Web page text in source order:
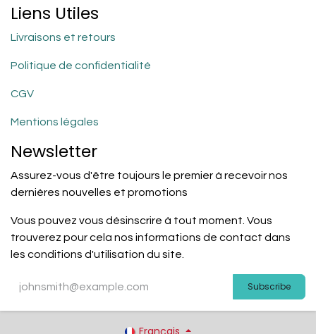
Liens Utiles
Livraisons et retours
Politique de confidentialité
CGV
Mentions légales
Newsletter
Assurez-vous d'être toujours le premier à recevoir nos
dernières nouvelles et promotions
Vous pouvez vous désinscrire à tout moment. Vous
trouverez pour cela nos informations de contact dans
les conditions d'utilisation du site.
Subscribe
Français